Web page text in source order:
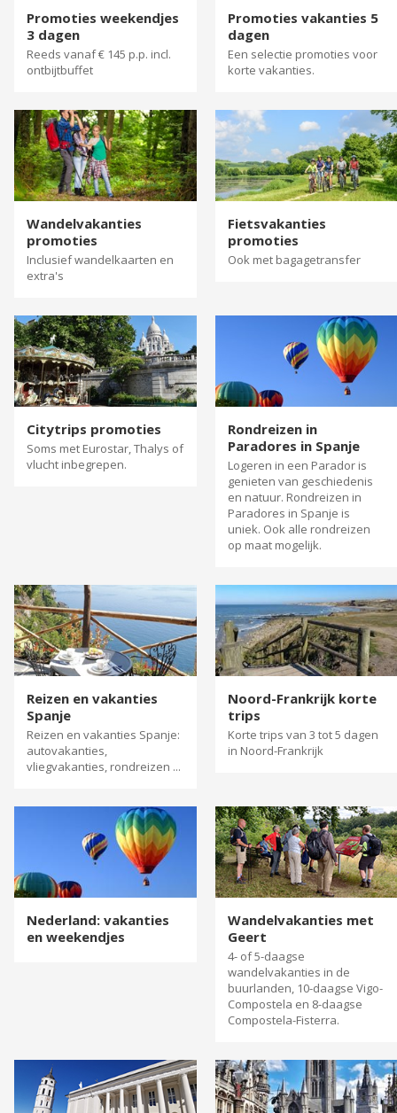
Promoties weekendjes
3 dagen
Reeds vanaf € 145 p.p. incl.
ontbijtbuffet
Promoties vakanties 5
dagen
Een selectie promoties voor
korte vakanties.
Wandelvakanties
promoties
Inclusief wandelkaarten en
extra's
Fietsvakanties
promoties
Ook met bagagetransfer
Citytrips promoties
Soms met Eurostar, Thalys of
vlucht inbegrepen.
Rondreizen in
Paradores in Spanje
Logeren in een Parador is
genieten van geschiedenis
en natuur. Rondreizen in
Paradores in Spanje is
uniek. Ook alle rondreizen
op maat mogelijk.
Reizen en vakanties
Spanje
Reizen en vakanties Spanje:
autovakanties,
vliegvakanties, rondreizen ...
Noord-Frankrijk korte
trips
Korte trips van 3 tot 5 dagen
in Noord-Frankrijk
Nederland: vakanties
en weekendjes
Wandelvakanties met
Geert
4- of 5-daagse
wandelvakanties in de
buurlanden, 10-daagse Vigo-
Compostela en 8-daagse
Compostela-Fisterra.